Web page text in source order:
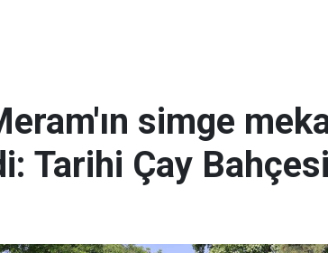
simge
Tarihi Çay Bahçesi